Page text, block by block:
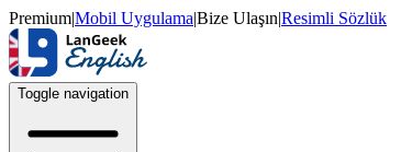
Premium|Mobil Uygulama|Bize Ulaşın|Resimli Sözlük
Toggle navigation